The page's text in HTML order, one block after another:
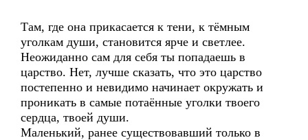
Там, где она прикасается к тени, к тёмным
уголкам души, становится ярче и светлее.
Неожиданно сам для себя ты попадаешь в
царство. Нет, лучше сказать, что это царство
постепенно и невидимо начинает окружать и
проникать в самые потаённые уголки твоего
сердца, твоей души.
Маленький, ранее существовавший только в